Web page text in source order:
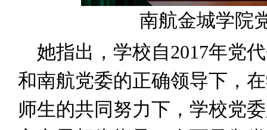
南航金城学院
她指出，学校自2017年党
和南航党委的正确领导下，
师生的共同努力下，学校党